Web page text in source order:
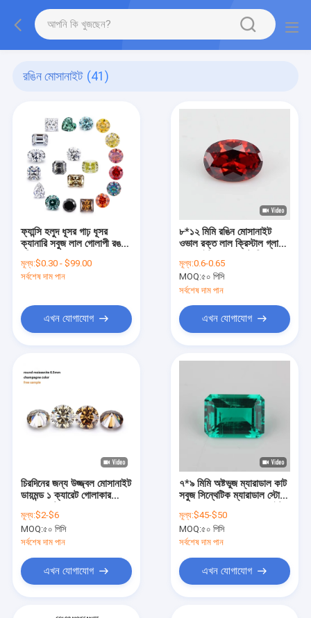
রঙিন মোসানাইট (41)
ফ্যান্সি হলুদ ধূসর গাঢ় ধূসর
ক্যানারি সবুজ লাল গোলাপী রঙ
মূল্য:$0.30 - $99.00
সর্বশেষ দাম পান
এখন যোগাযোগ
৮*১২ মিমি রঙিন মোসানাইট
ওভাল রক্ত লাল ক্রিস্টাল গ্লাস
মূল্য:0.6-0.65
MOQ:৫০ পিসি
সর্বশেষ দাম পান
এখন যোগাযোগ
চিরদিনের জন্য উজ্জ্বল মোসানাইট
ডায়মন্ড ১ ক্যারেট গোলাকার
মূল্য:$2-$6
MOQ:৫০ পিসি
সর্বশেষ দাম পান
এখন যোগাযোগ
৭*৯ মিমি অষ্টভুজ ম্যারাডাল কাট
সবুজ সিন্থেটিক ম্যারাডাল স্টোন
মূল্য:$45-$50
MOQ:৫০ পিসি
সর্বশেষ দাম পান
এখন যোগাযোগ